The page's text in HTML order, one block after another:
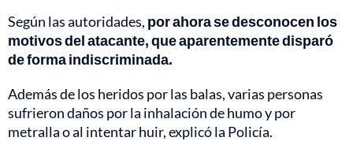
Según las autoridades, por ahora se desconocen los
motivos del atacante, que aparentemente disparó
de forma indiscriminada.
Además de los heridos por las balas, varias personas
sufrieron daños por la inhalación de humo y por
metralla o al intentar huir, explicó la Policía.